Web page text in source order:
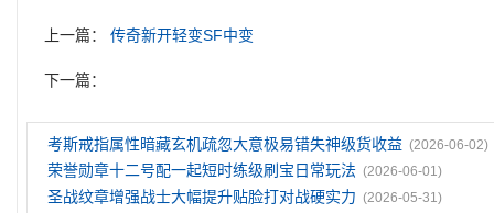
上一篇：传奇新开轻变SF中变
下一篇：
考斯戒指属性暗藏玄机疏忽大意极易错失神级货收益 (2026-06-02)
荣誉勋章十二号配一起短时练级刷宝日常玩法 (2026-06-01)
圣战纹章‌增强战士大幅提升贴脸打对战硬实力 (2026-05-31)